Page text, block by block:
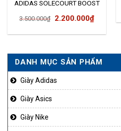
DANH MỤC SẢN PHẨM
Giày Adidas
Giày Asics
Giày Nike
ADIDAS SOLECOURT BOOST
3.500.000₫ Giá
3.500.000₫.
2.200.000₫Giá
là: